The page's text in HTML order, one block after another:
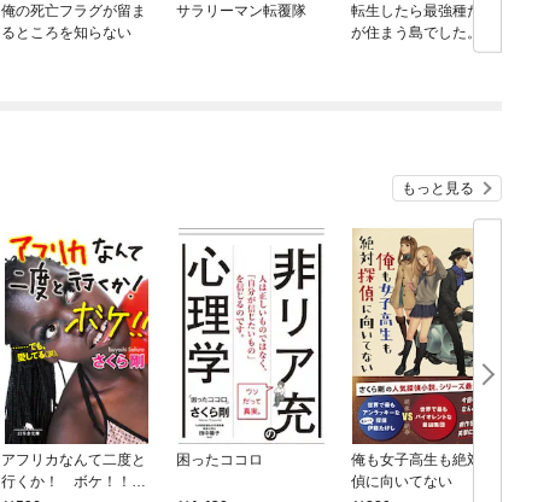
俺の死亡フラグが留ま
るところを知らない
サラリーマン転覆隊
転生したら最強種たち
が住まう島でした。こ
の島でスローライフを
もっと見る
アフリカなんて二度と
行くか！ ボケ！！
困ったココロ
俺も女子高生も絶対探
偵に向いてない